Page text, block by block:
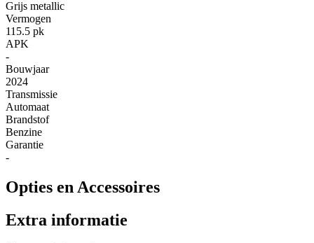
Grijs metallic
Vermogen
115.5 pk
APK
-
Bouwjaar
2024
Transmissie
Automaat
Brandstof
Benzine
Garantie
-
Opties en Accessoires
Extra informatie